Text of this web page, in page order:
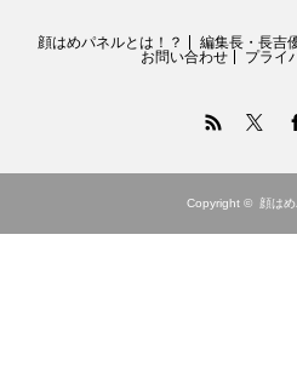
顔はめパネルとは！？ 編集長・長吉
お問い合わせ
プライ
FacebookInstagram
Copyright © 顔は